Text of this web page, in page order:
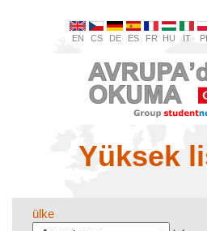
EN CS DE ES FR HU IT PL
Yüksek
ülke